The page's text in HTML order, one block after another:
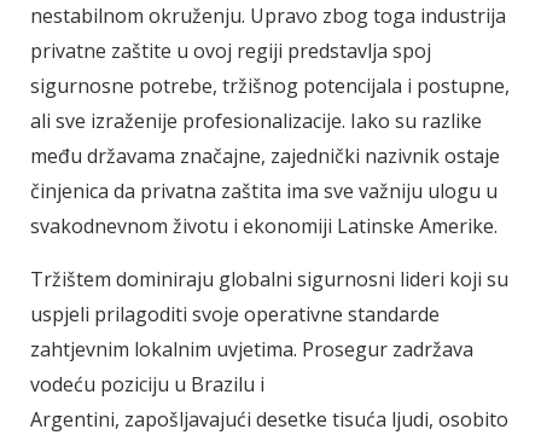
nestabilnom okruženju. Upravo zbog toga industrija
privatne zaštite u ovoj regiji predstavlja spoj
sigurnosne potrebe, tržišnog potencijala i postupne,
ali sve izraženije profesionalizacije. Iako su razlike
među državama značajne, zajednički nazivnik ostaje
činjenica da privatna zaštita ima sve važniju ulogu u
svakodnevnom životu i ekonomiji Latinske Amerike.
Tržištem dominiraju globalni sigurnosni lideri koji su
uspjeli prilagoditi svoje operativne standarde
zahtjevnim lokalnim uvjetima. Prosegur zadržava
vodeću poziciju u Brazilu i
Argentini, zapošljavajući desetke tisuća ljudi, osobito